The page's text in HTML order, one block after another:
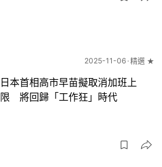
2025-11-06 精選 ★
日本首相高市早苗擬取消加班上
限 將回歸「工作狂」時代